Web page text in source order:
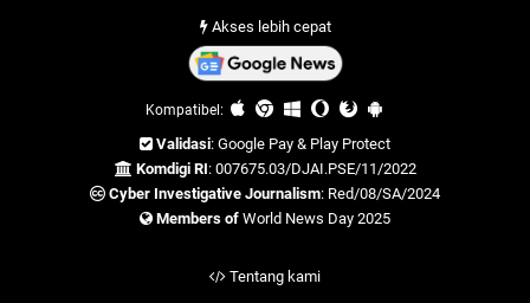
Akses lebih cepat
Kompatibel:
Validasi: Google Pay & Play Protect
Komdigi RI: 007675.03/DJAI.PSE/11/2022
Cyber Investigative Journalism: Red/08/SA/2024
Members of World News Day 2025
Tentang kami